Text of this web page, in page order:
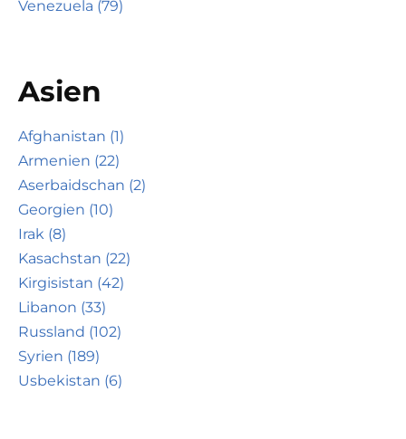
Venezuela (79)
Asien
Afghanistan (1)
Armenien (22)
Aserbaidschan (2)
Georgien (10)
Irak (8)
Kasachstan (22)
Kirgisistan (42)
Libanon (33)
Russland (102)
Syrien (189)
Usbekistan (6)